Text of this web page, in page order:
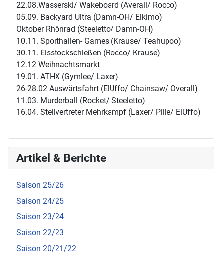
22.08.Wasserski/ Wakeboard (Averall/ Rocco)
05.09. Backyard Ultra (Damn-OH/ Elkimo)
Oktober Rhönrad (Steeletto/ Damn-OH)
10.11. Sporthallen- Games (Krause/ Teahupoo)
30.11. Eisstockschießen (Rocco/ Krause)
12.12 Weihnachtsmarkt
19.01. ATHX (Gymlee/ Laxer)
26-28.02 Auswärtsfahrt (ElUffo/ Chainsaw/ Overall)
11.03. Murderball (Rocket/ Steeletto)
16.04. Stellvertreter Mehrkampf (Laxer/ Pille/ ElUffo)
Artikel & Berichte
Saison 25/26
Saison 24/25
Saison 23/24
Saison 22/23
Saison 20/21/22